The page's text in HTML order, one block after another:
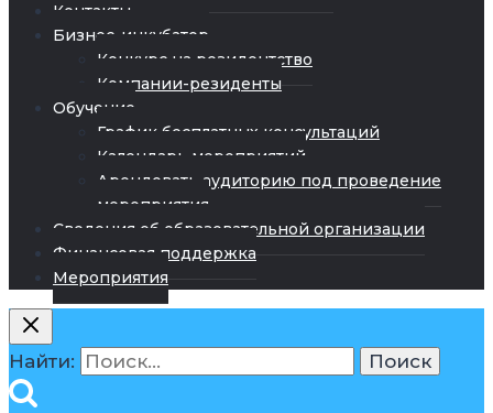
Контакты
Бизнес-инкубатор
Конкурс на резидентство
Компании-резиденты
Обучение
График бесплатных консультаций
Календарь мероприятий
Арендовать аудиторию под проведение
мероприятия
Сведения об образовательной организации
Финансовая поддержка
Мероприятия
Найти: